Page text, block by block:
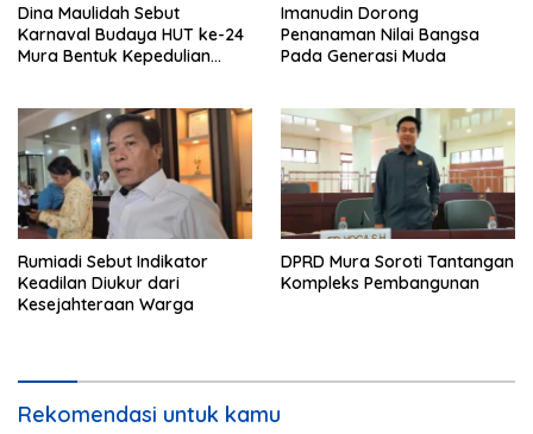
Dina Maulidah Sebut
Karnaval Budaya HUT ke-24
Mura Bentuk Kepedulian
Imanudin Dorong
Penanaman Nilai Bangsa
Pada Generasi Muda
Rumiadi Sebut Indikator
Keadilan Diukur dari
Kesejahteraan Warga
DPRD Mura Soroti Tantangan
Kompleks Pembangunan
Rekomendasi untuk kamu